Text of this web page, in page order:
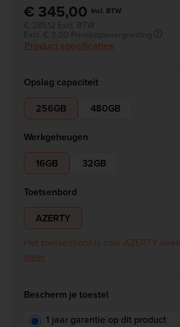
€ 345,00 Incl. BTW
€ 285,12 Excl. BTW
Excl. € 3,00 Privékopievergoeding
Product specificaties
Opslag capaciteit
256GB
480GB
Werkgeheugen
16GB
32GB
Toetsenbord
AZERTY
Het toetsenbord is naar AZERTY
meer
Bescherm je toestel
1 jaar garantie op dit product